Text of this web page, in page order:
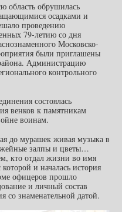
область обрушилась
осадками и
проведению
79-летию со дня
Московско-
были приглашены
Администрацию
контрольного
состоялась
венков к памятникам
воинам.
до мурашек живая музыка в
залпы и цветы…
кто отдал жизни во имя
и началась история
офицеров прошло
и личный состав
со знаменательной датой.